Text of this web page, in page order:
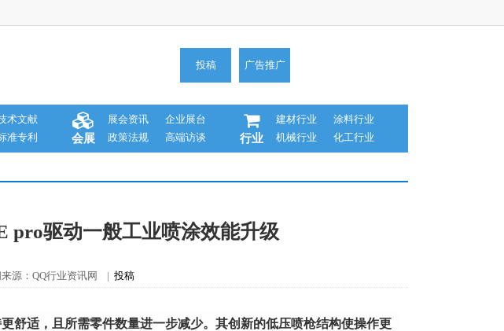
投稿 广告推广
术文献
准专利 会展
展会资讯
企业展台
政策法规
高端访谈 行业
建材行业
涂料行业
机械行业
化工行业
pro驱动一般工业喷涂效能升级
源：QQ行业资讯网 | 投稿
舒适，且所需零件数量进一步减少。其创新的低压喷枪结构使操作更